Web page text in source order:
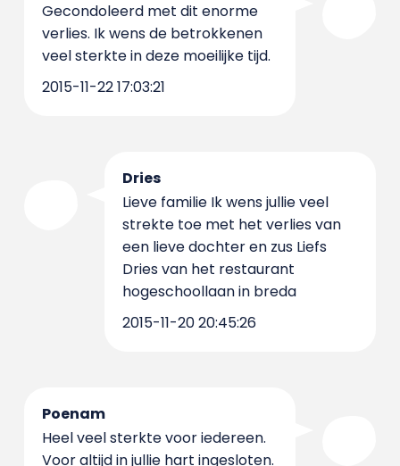
Gecondoleerd met dit enorme
verlies. Ik wens de betrokkenen
veel sterkte in deze moeilijke tijd.
2015-11-22 17:03:21
Dries
Lieve familie Ik wens jullie veel
strekte toe met het verlies van
een lieve dochter en zus Liefs
Dries van het restaurant
hogeschoollaan in breda
2015-11-20 20:45:26
Poenam
Heel veel sterkte voor iedereen.
Voor altijd in jullie hart ingesloten.